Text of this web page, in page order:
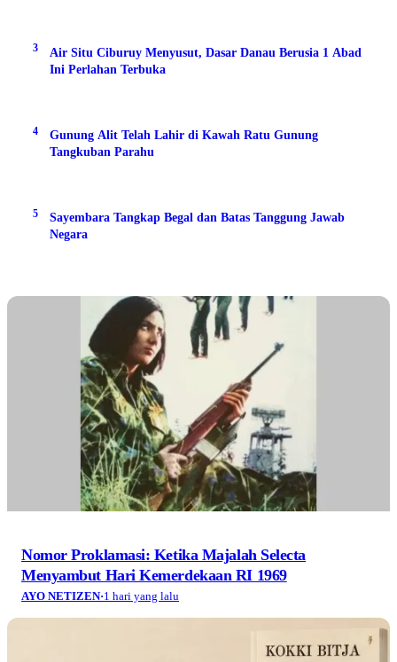
3
Air Situ Ciburuy Menyusut, Dasar Danau Berusia 1 Abad
Ini Perlahan Terbuka
4
Gunung Alit Telah Lahir di Kawah Ratu Gunung
Tangkuban Parahu
5
Sayembara Tangkap Begal dan Batas Tanggung Jawab
Negara
Nomor Proklamasi: Ketika Majalah Selecta
Menyambut Hari Kemerdekaan RI 1969
AYO NETIZEN·1 hari yang lalu